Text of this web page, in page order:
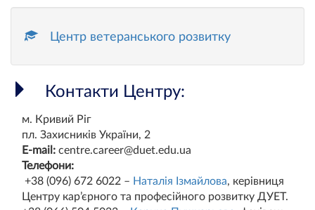
Центр ветеранського розвитку
Контакти Центру:
м. Кривий Ріг
пл. Захисників України, 2
E-mail: centre.career@duet.edu.ua
Телефони:
+38 (096) 672 6022 – Наталія Ізмайлова, керівниця
Центру кар’єрного та професійного розвитку ДУЕТ.